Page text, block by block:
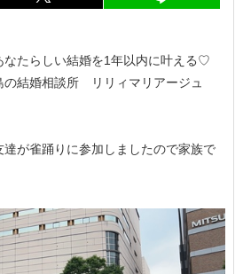
なたらしい結婚を1年以内に叶える♡
結婚相談所 リリィマリアージュ
が雀踊りに参加しましたので家族で